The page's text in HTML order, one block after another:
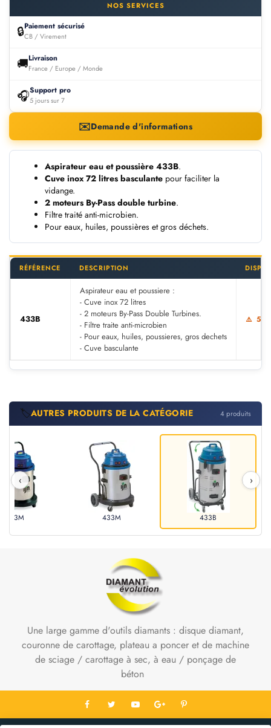
NOS SERVICES
🔒Paiement sécurisé
CB / Virement
🚚Livraison
France / Europe / Monde
🎧Support pro
5 jours sur 7
✉️Demande d'informations
Aspirateur eau et poussière 433B.
Cuve inox 72 litres basculante pour faciliter la
vidange.
2 moteurs By-Pass double turbine.
Filtre traité anti-microbien.
Pour eaux, huiles, poussières et gros déchets.
RÉFÉRENCE DESCRIPTION DISPO
433B
Aspirateur eau et poussiere :
- Cuve inox 72 litres
- 2 moteurs By-Pass Double Turbines.
- Filtre traite anti-microbien
- Pour eaux, huiles, poussieres, gros dechets
- Cuve basculante
5 à
🏷️AUTRES PRODUITS DE LA CATÉGORIE 4 produits
‹ ›
423M 433M 433B
Une large gamme d'outils diamants : disque diamant,
couronne de carottage, plateau a poncer et de machine
de sciage / carottage à sec, à eau / ponçage de
béton